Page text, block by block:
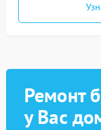
Ремонт
у Вас